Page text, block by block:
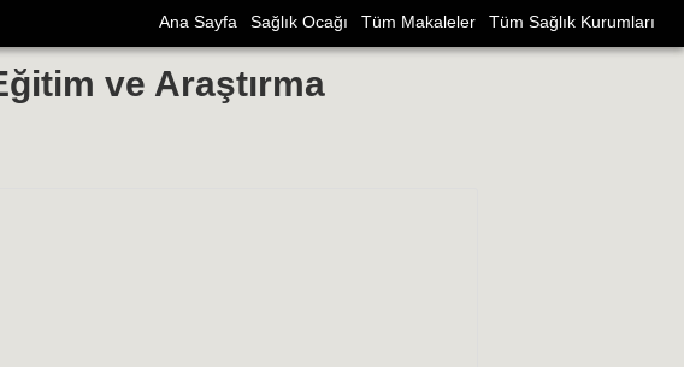
Ana Sayfa Sağlık Ocağı Tüm Makaleler Tüm Sağlık Kurumları
ve Araştırma